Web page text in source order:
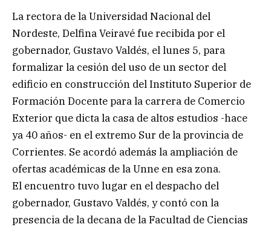
La rectora de la Universidad Nacional del
Nordeste, Delfina Veiravé fue recibida por el
gobernador, Gustavo Valdés, el lunes 5, para
formalizar la cesión del uso de un sector del
edificio en construcción del Instituto Superior de
Formación Docente para la carrera de Comercio
Exterior que dicta la casa de altos estudios -hace
ya 40 años- en el extremo Sur de la provincia de
Corrientes. Se acordó además la ampliación de
ofertas académicas de la Unne en esa zona.
El encuentro tuvo lugar en el despacho del
gobernador, Gustavo Valdés, y contó con la
presencia de la decana de la Facultad de Ciencias